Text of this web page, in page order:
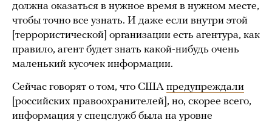
должна оказаться в нужное время в нужном месте,
чтобы точно все узнать. И даже если внутри этой
[террористической] организации есть агентура, как
правило, агент будет знать какой-нибудь очень
маленький кусочек информации.
Сейчас говорят о том, что США предупреждали
[российских правоохранителей], но, скорее всего,
информация у спецслужб была на уровне